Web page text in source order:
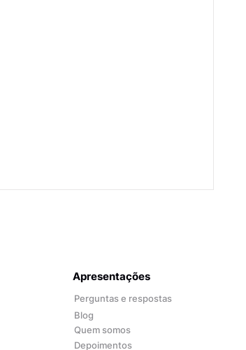
Apresentações
Perguntas e respostas
Blog
Quem somos
Depoimentos